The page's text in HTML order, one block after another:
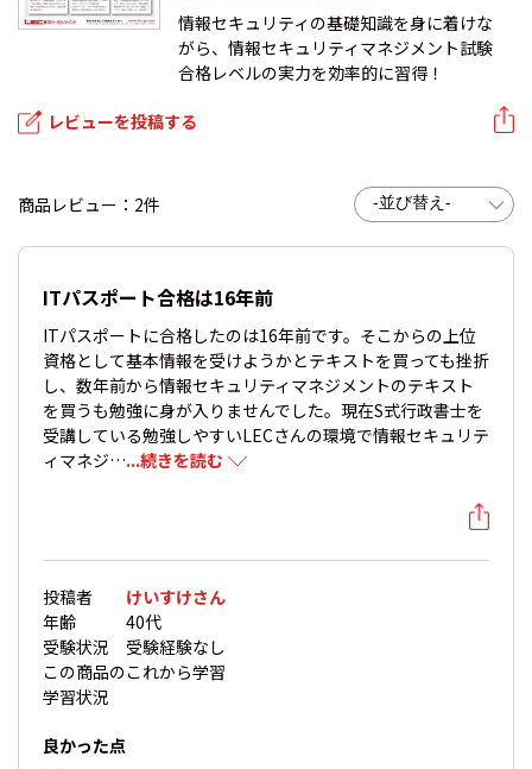
情報セキュリティの基礎知識を身に着けな
がら、情報セキュリティマネジメント試験
合格レベルの実力を効率的に習得！
レビューを投稿する
商品レビュー：2件
ITパスポート合格は16年前
ITパスポートに合格したのは16年前です。そこからの上位
資格として基本情報を受けようかとテキストを買っても挫折
し、数年前から情報セキュリティマネジメントのテキスト
を買うも勉強に身が入りませんでした。現在S式行政書士を
受講している勉強しやすいLECさんの環境で情報セキュリテ
ィマネジ…...続きを読む
投稿者
けいすけさん
年齢
40代
受験状況
受験経験なし
この商品の
学習状況
これから学習
良かった点